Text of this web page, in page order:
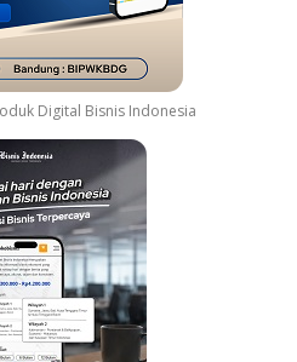
Digital Bisnis Indonesia